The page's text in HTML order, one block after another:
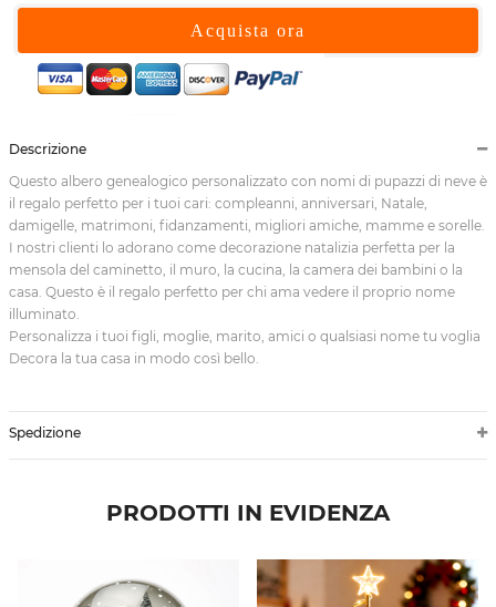
Acquista ora
Descrizione
Questo albero genealogico personalizzato con nomi di pupazzi di neve è
il regalo perfetto per i tuoi cari: compleanni, anniversari, Natale,
damigelle, matrimoni, fidanzamenti, migliori amiche, mamme e sorelle.
I nostri clienti lo adorano come decorazione natalizia perfetta per la
mensola del caminetto, il muro, la cucina, la camera dei bambini o la
casa. Questo è il regalo perfetto per chi ama vedere il proprio nome
illuminato.
Personalizza i tuoi figli, moglie, marito, amici o qualsiasi nome tu voglia
Decora la tua casa in modo così bello.
Spedizione
PRODOTTI IN EVIDENZA